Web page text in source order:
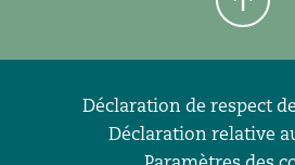
Déclaration de respect
Déclaration relative